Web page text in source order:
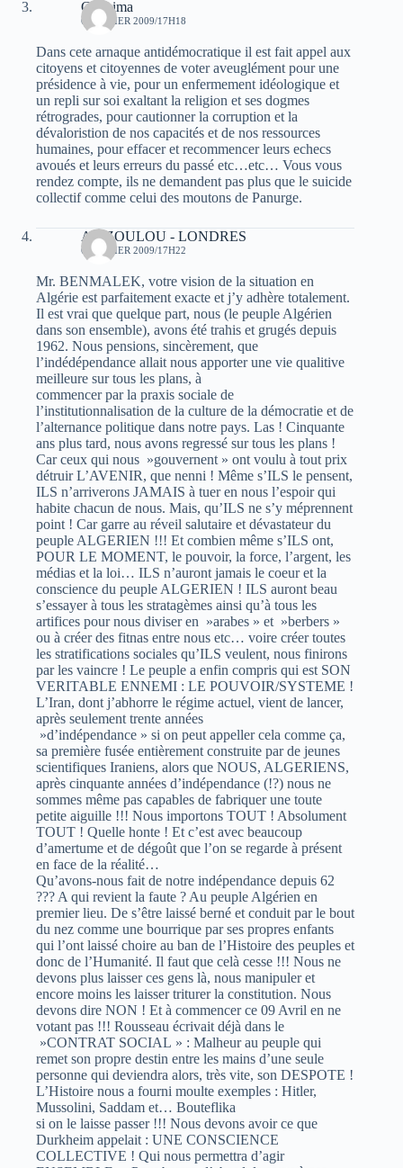
Ghanima
6 FÉVRIER 2009/17H18
Dans cete arnaque antidémocratique il est fait appel aux
citoyens et citoyennes de voter aveuglément pour une
présidence à vie, pour un enfermement idéologique et
un repli sur soi exaltant la religion et ses dogmes
rétrogrades, pour cautionner la corruption et la
dévaloristion de nos capacités et de nos ressources
humaines, pour effacer et recommencer leurs echecs
avoués et leurs erreurs du passé etc…etc… Vous vous
rendez compte, ils ne demandent pas plus que le suicide
collectif comme celui des moutons de Panurge.
AZIZOULOU - LONDRES
6 FÉVRIER 2009/17H22
Mr. BENMALEK, votre vision de la situation en
Algérie est parfaitement exacte et j’y adhère totalement.
Il est vrai que quelque part, nous (le peuple Algérien
dans son ensemble), avons été trahis et grugés depuis
1962. Nous pensions, sincèrement, que
l’indédépendance allait nous apporter une vie qualitive
meilleure sur tous les plans, à
commencer par la praxis sociale de
l’institutionnalisation de la culture de la démocratie et de
l’alternance politique dans notre pays. Las ! Cinquante
ans plus tard, nous avons regressé sur tous les plans !
Car ceux qui nous »gouvernent » ont voulu à tout prix
détruir L’AVENIR, que nenni ! Même s’ILS le pensent,
ILS n’arriverons JAMAIS à tuer en nous l’espoir qui
habite chacun de nous. Mais, qu’ILS ne s’y méprennent
point ! Car garre au réveil salutaire et dévastateur du
peuple ALGERIEN !!! Et combien même s’ILS ont,
POUR LE MOMENT, le pouvoir, la force, l’argent, les
médias et la loi… ILS n’auront jamais le coeur et la
conscience du peuple ALGERIEN ! ILS auront beau
s’essayer à tous les stratagèmes ainsi qu’à tous les
artifices pour nous diviser en »arabes » et »berbers »
ou à créer des fitnas entre nous etc… voire créer toutes
les stratifications sociales qu’ILS veulent, nous finirons
par les vaincre ! Le peuple a enfin compris qui est SON
VERITABLE ENNEMI : LE POUVOIR/SYSTEME !
L’Iran, dont j’abhorre le régime actuel, vient de lancer,
après seulement trente années
»d’indépendance » si on peut appeller cela comme ça,
sa première fusée entièrement construite par de jeunes
scientifiques Iraniens, alors que NOUS, ALGERIENS,
après cinquante années d’indépendance (!?) nous ne
sommes même pas capables de fabriquer une toute
petite aiguille !!! Nous importons TOUT ! Absolument
TOUT ! Quelle honte ! Et c’est avec beaucoup
d’amertume et de dégoût que l’on se regarde à présent
en face de la réalité…
Qu’avons-nous fait de notre indépendance depuis 62
??? A qui revient la faute ? Au peuple Algérien en
premier lieu. De s’être laissé berné et conduit par le bout
du nez comme une bourrique par ses propres enfants
qui l’ont laissé choire au ban de l’Histoire des peuples et
donc de l’Humanité. Il faut que celà cesse !!! Nous ne
devons plus laisser ces gens là, nous manipuler et
encore moins les laisser triturer la constitution. Nous
devons dire NON ! Et à commencer ce 09 Avril en ne
votant pas !!! Rousseau écrivait déjà dans le
»CONTRAT SOCIAL » : Malheur au peuple qui
remet son propre destin entre les mains d’une seule
personne qui deviendra alors, très vite, son DESPOTE !
L’Histoire nous a fourni moulte exemples : Hitler,
Mussolini, Saddam et… Bouteflika
si on le laisse passer !!! Nous devons avoir ce que
Durkheim appelait : UNE CONSCIENCE
COLLECTIVE ! Qui nous permettra d’agir